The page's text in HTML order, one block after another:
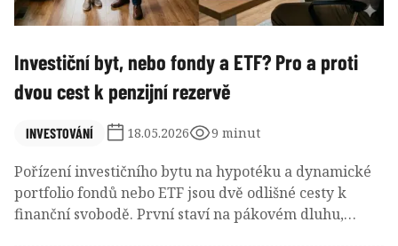
Investiční byt, nebo fondy a ETF? Pro a proti
dvou cest k penzijní rezervě
INVESTOVÁNÍ 18.05.2026 9 minut
Pořízení investičního bytu na hypotéku a dynamické
portfolio fondů nebo ETF jsou dvě odlišné cesty k
finanční svobodě. První staví na pákovém dluhu,